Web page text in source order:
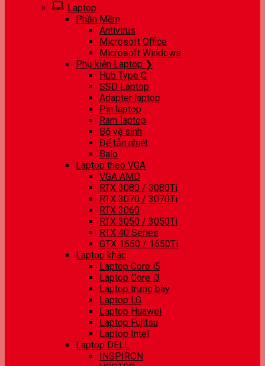
Laptop
Phần Mềm
Antivirus
Microsoft Office
Microsoft Windows
Phụ kiện Laptop ❯
Hub Type C
SSD Laptop
Adapter laptop
Pin laptop
Ram laptop
Bộ vệ sinh
Đế tản nhiệt
Balo
Laptop theo VGA
VGA AMD
RTX 3080 / 3080Ti
RTX 3070 / 3070Ti
RTX 3060
RTX 3050 / 3050Ti
RTX 40 Series
GTX 1650 / 1650Ti
Laptop khác
Laptop Core i5
Laptop Core i3
Laptop trưng bày
Laptop LG
Laptop Huawei
Laptop Fujitsu
Laptop Intel
Laptop DELL
INSPIRON